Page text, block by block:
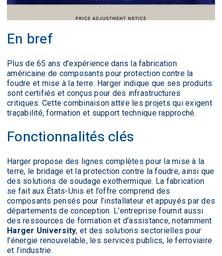
En bref
Plus de 65 ans d’expérience dans la fabrication
américaine de composants pour protection contre la
foudre et mise à la terre. Harger indique que ses produits
sont certifiés et conçus pour des infrastructures
critiques. Cette combinaison attire les projets qui exigent
traçabilité, formation et support technique rapproché.
Fonctionnalités clés
Harger propose des lignes complètes pour la mise à la
terre, le bridage et la protection contre la foudre, ainsi que
des solutions de soudage exothermique. La fabrication
se fait aux États-Unis et l’offre comprend des
composants pensés pour l’installateur et appuyés par des
départements de conception. L’entreprise fournit aussi
des ressources de formation et d’assistance, notamment
Harger University, et des solutions sectorielles pour
l’énergie renouvelable, les services publics, le ferroviaire
et l’industrie.